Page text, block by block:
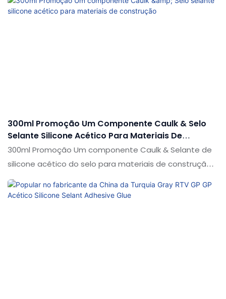
300ml Promoção Um Componente Caulk & Selo
Selante Silicone Acético Para Materiais De
Construção
300ml Promoção Um componente Caulk & Selante de
silicone acético do selo para materiais de construção
em comparação com produtos semelhantes no
mercado, possui vantagens pendentes incomparáveis